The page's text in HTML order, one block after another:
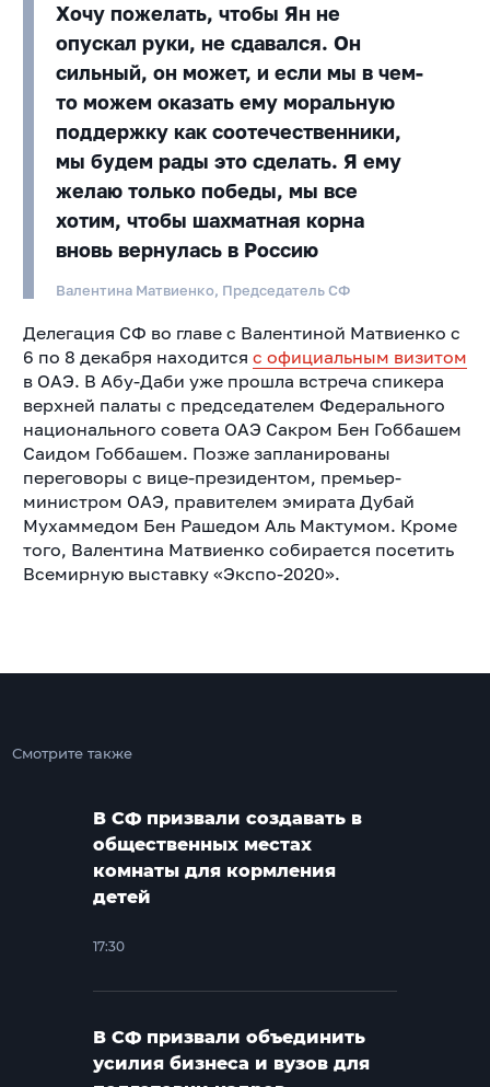
Хочу пожелать, чтобы Ян не
опускал руки, не сдавался. Он
сильный, он может, и если мы в чем-
то можем оказать ему моральную
поддержку как соотечественники,
мы будем рады это сделать. Я ему
желаю только победы, мы все
хотим, чтобы шахматная корна
вновь вернулась в Россию
Валентина Матвиенко, Председатель СФ
Делегация СФ во главе с Валентиной Матвиенко с
6 по 8 декабря находится с официальным визитом
в ОАЭ. В Абу-Даби уже прошла встреча спикера
верхней палаты с председателем Федерального
национального совета ОАЭ Сакром Бен Гоббашем
Саидом Гоббашем. Позже запланированы
переговоры с вице-президентом, премьер-
министром ОАЭ, правителем эмирата Дубай
Мухаммедом Бен Рашедом Аль Мактумом. Кроме
того, Валентина Матвиенко собирается посетить
Всемирную выставку «Экспо-2020».
Смотрите также
В СФ призвали создавать в
общественных местах
комнаты для кормления
детей
17:30
В СФ призвали объединить
усилия бизнеса и вузов для